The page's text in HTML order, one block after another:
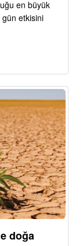
en büyük
etkisini
doğa